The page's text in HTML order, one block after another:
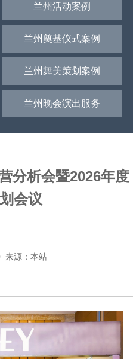
兰州活动案例
兰州奠基仪式案例
兰州舞美策划案例
兰州晚会演出服务
分析会暨2026年度
会议
来源：本站